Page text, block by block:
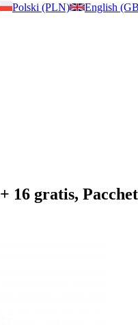
Polski (PLN) English
16 gratis,